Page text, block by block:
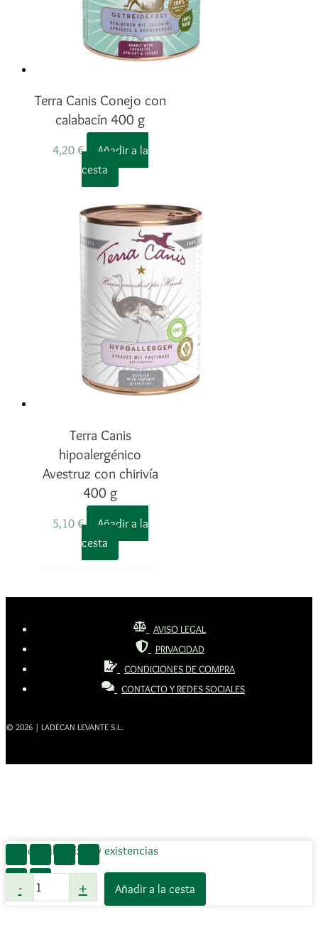
Terra Canis Conejo con
calabacín 400 g
4,20 €
Añadir a la
cesta
Terra Canis
hipoalergénico
Avestruz con chirivía
400 g
5,10 €
Añadir a la
cesta
AVISO LEGAL
PRIVACIDAD
CONDICIONES DE COMPRA
CONTACTO Y REDES SOCIALES
© 2026 | LADECAN LEVANTE S.L.
Disponibilidad: Hay existencias
-
Canis
+ Añadir a la cesta